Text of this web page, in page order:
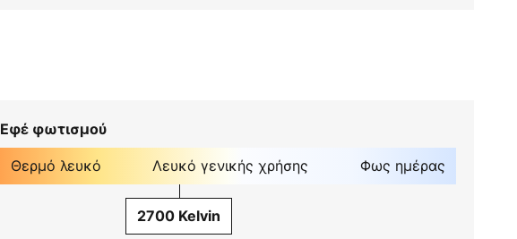
Εφέ φωτισμού
Θερμό λευκό Λευκό γενικής χρήσης Φως ημέρας
2700 Kelvin